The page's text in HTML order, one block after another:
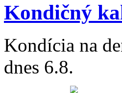
Kondičný
Kondícia na
dnes 6.8.